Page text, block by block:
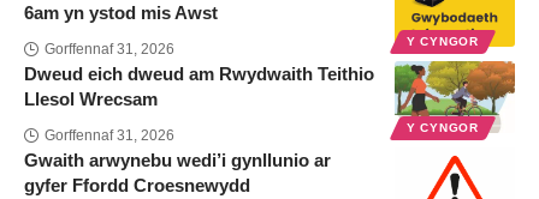
Y CYNGOR
6am yn ystod mis Awst
Gorffennaf 31, 2026
Y CYNGOR
Dweud eich dweud am Rwydwaith Teithio
Llesol Wrecsam
Gorffennaf 31, 2026
Gwaith arwynebu wedi’i gynllunio ar
gyfer Ffordd Croesnewydd